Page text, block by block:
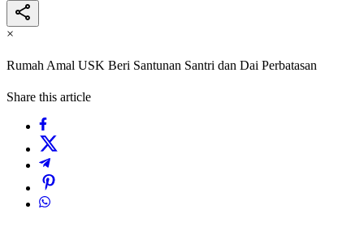
×
Rumah Amal USK Beri Santunan Santri dan Dai Perbatasan
Share this article